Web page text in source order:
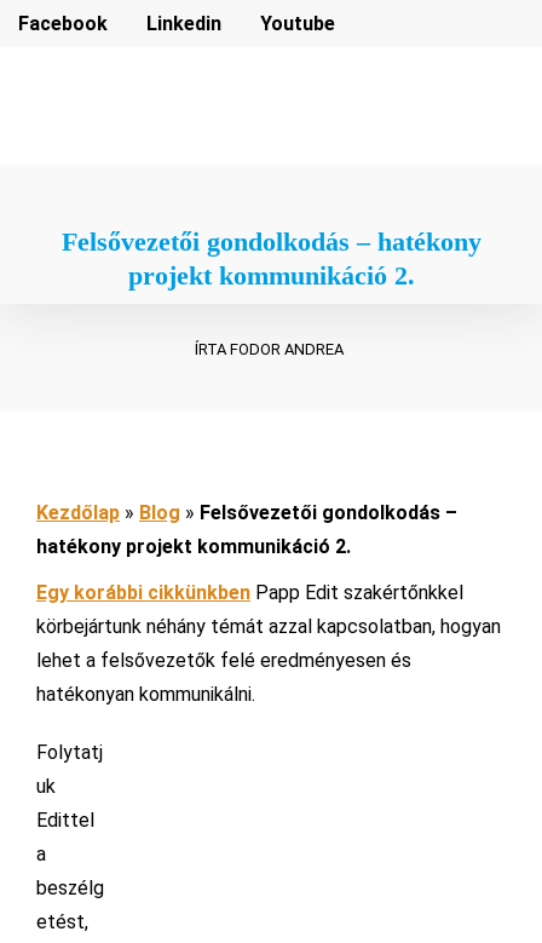
Facebook Linkedin Youtube
Hírlevél feliratkozás
Felsővezetői gondolkodás – hatékony
projekt kommunikáció 2.
ÍRTA FODOR ANDREA
Kezdőlap » Blog » Felsővezetői gondolkodás –
hatékony projekt kommunikáció 2.
Egy korábbi cikkünkben Papp Edit szakértőnkkel
körbejártunk néhány témát azzal kapcsolatban, hogyan
lehet a felsővezetők felé eredményesen és
hatékonyan kommunikálni.
Folytatj
uk
Edittel
a
beszélg
etést,